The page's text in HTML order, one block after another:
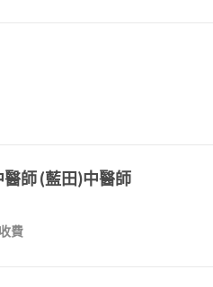
師 (藍田)中醫師
費